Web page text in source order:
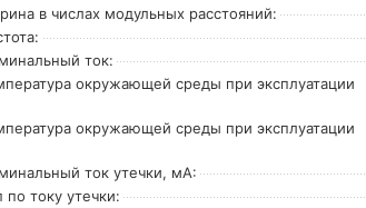
в числах модульных расстояний:
ток:
окружающей среды при эксплуатации
окружающей cреды при эксплуатации
ток утечки, мА:
по току утечки: